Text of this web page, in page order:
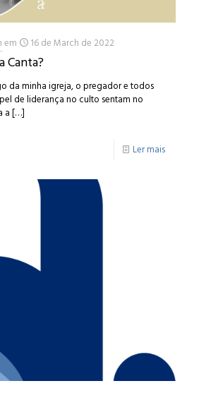
em 16 de March de 2022
Canta?
da minha igreja, o pregador e todos
de liderança no culto sentam no
a[…]
Ler mais